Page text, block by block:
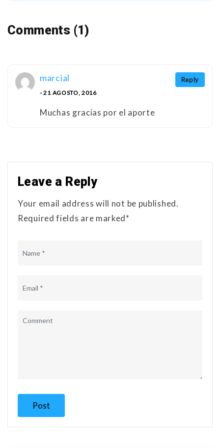
Comments (1)
Reply
marcial
- 21 AGOSTO, 2016
Muchas gracias por el aporte
Leave a Reply
Your email address will not be published.
Required fields are marked*